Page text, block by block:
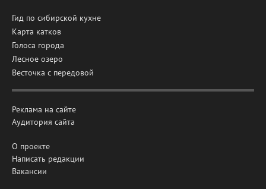
Гид по сибирской кухне
Карта катков
Голоса города
Лесное озеро
Весточка с передовой
Реклама на сайте
Аудитория сайта
О проекте
Написать редакции
Вакансии